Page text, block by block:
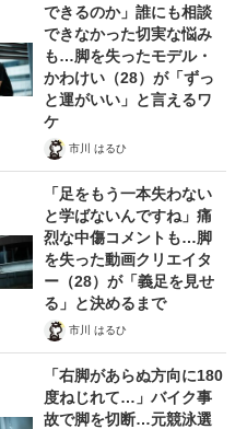
できるのか」誰にも相談
できなかった切実な悩み
も…脚を失ったモデル・
かわけい（28）が「ずっ
と運がいい」と言えるワ
ケ
市川 はるひ
「足をもう一本失わない
と学ばないんですね」痛
烈な中傷コメントも…脚
を失った動画クリエイタ
ー（28）が「義足を見せ
る」と決めるまで
市川 はるひ
「右脚があらぬ方向に180
度ねじれて…」バイク事
故で脚を切断…元競泳選